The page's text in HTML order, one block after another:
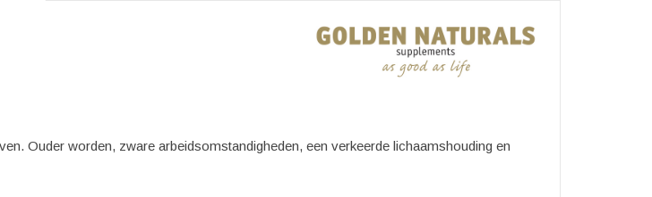
Ouder worden, zware arbeidsomstandigheden, een verkeerde lichaamshouding en